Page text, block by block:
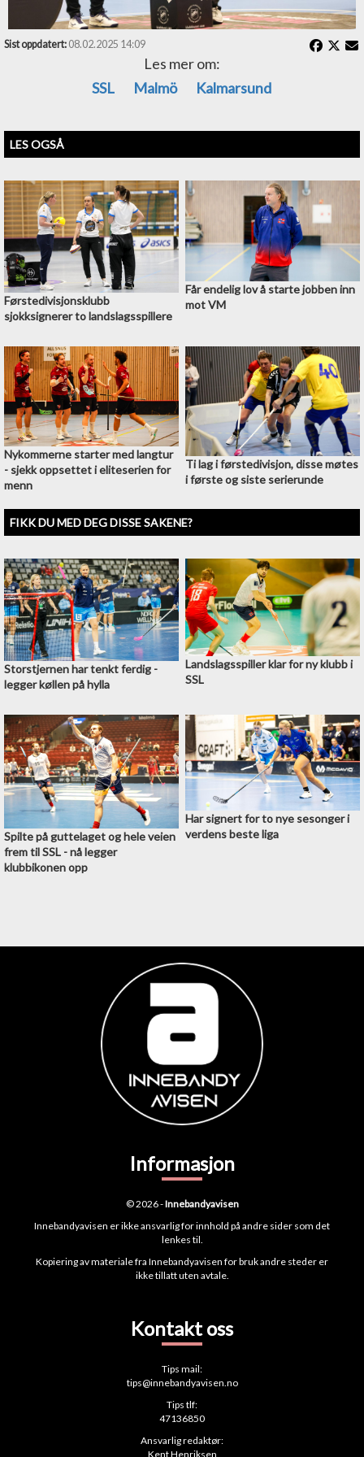
6-3 (49.41) Sjödin (Buczek) spill 5 mot 4
7-3 (55.43) Rosenqvist (Lindell)
8-3 (57.33) Rosenqvist (Maja Lindsjö)
U2 (57.33) Dominika Buczek (hardt spill)
Skudd: 19-13
Sist oppdatert: 08.02.2025 14:09
Les mer om:
SSL
Malmö Kalmarsund
LES OGSÅ
Førstedivisjonsklubb
sjokksignerer to landslagsspillere
Får endelig lov å starte jobben inn
mot VM
Nykommerne starter med langtur
- sjekk oppsettet i eliteserien for
menn
Ti lag i førstedivisjon, disse møtes
i første og siste serierunde
FIKK DU MED DEG DISSE SAKENE?
Storstjernen har tenkt ferdig -
legger køllen på hylla
Landslagsspiller klar for ny klubb i
SSL
Spilte på guttelaget og hele veien
frem til SSL - nå legger
klubbikonen opp
Har signert for to nye sesonger i
verdens beste liga
Informasjon
© 2026 -Innebandyavisen
Innebandyavisen er ikke ansvarlig for innhold på andre sider som det
lenkes til.
Kopiering av materiale fra Innebandyavisen for bruk andre steder er
ikke tillatt uten avtale.
Kontakt oss
Tips mail:
tips@innebandyavisen.no
Tips tlf:
47136850
Ansvarlig redaktør:
Kent Henriksen